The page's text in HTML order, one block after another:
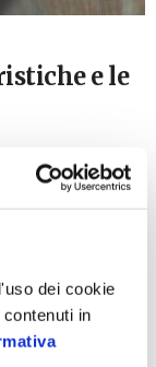
dei cookie
in
e le
E in effetti
vent’anni: le
di...